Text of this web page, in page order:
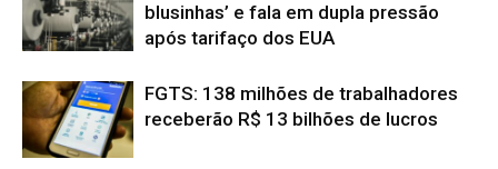
blusinhas’ e fala em dupla pressão
após tarifaço dos EUA
FGTS: 138 milhões de trabalhadores
receberão R$ 13 bilhões de lucros